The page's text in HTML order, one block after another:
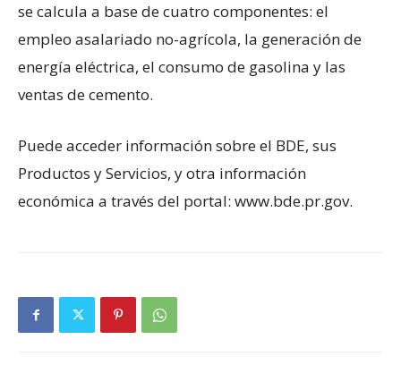
se calcula a base de cuatro componentes: el
empleo asalariado no-agrícola, la generación de
energía eléctrica, el consumo de gasolina y las
ventas de cemento.
Puede acceder información sobre el BDE, sus
Productos y Servicios, y otra información
económica a través del portal: www.bde.pr.gov.